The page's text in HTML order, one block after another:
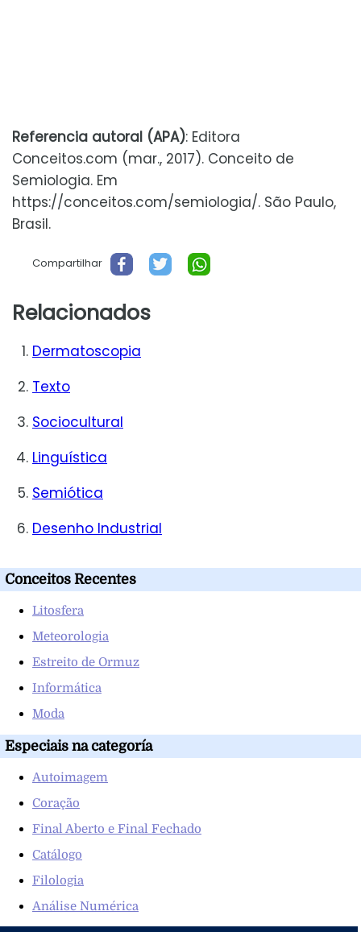
Referencia autoral (APA): Editora
Conceitos.com (mar., 2017). Conceito de
Semiologia. Em
https://conceitos.com/semiologia/. São Paulo,
Brasil.
Compartilhar
Relacionados
Dermatoscopia
Texto
Sociocultural
Linguística
Semiótica
Desenho Industrial
Conceitos Recentes
Litosfera
Meteorologia
Estreito de Ormuz
Informática
Moda
Especiais na categoría
Autoimagem
Coração
Final Aberto e Final Fechado
Catálogo
Filologia
Análise Numérica